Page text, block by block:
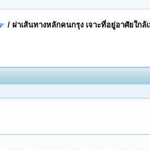
/ผ่าเส้นทางหลักคนกรุง เจาะที่อยู่อาศัยใก